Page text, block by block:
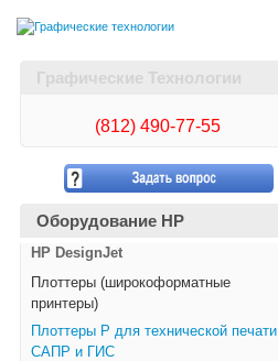
Графические Технологии
(812) 490-77-55
Оборудование HP
HP DesignJet
Плоттеры (широкоформатные
принтеры)
Плоттеры Р для технической печати
САПР и ГИС